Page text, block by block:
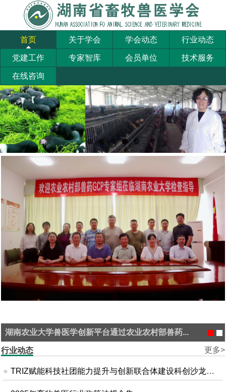
首页 关于学会 学会动态 行业动态
党建工作 专家智库 会员单位 技术服务
在线咨询
湖南农业大学兽医学创新平台通过农业农村部兽药...
更多>
行业动态
TRIZ赋能科技社团能力提升与创新联合体建设科创沙龙在昆明成功举办